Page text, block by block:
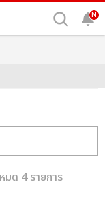
N
มด 4 รายการ